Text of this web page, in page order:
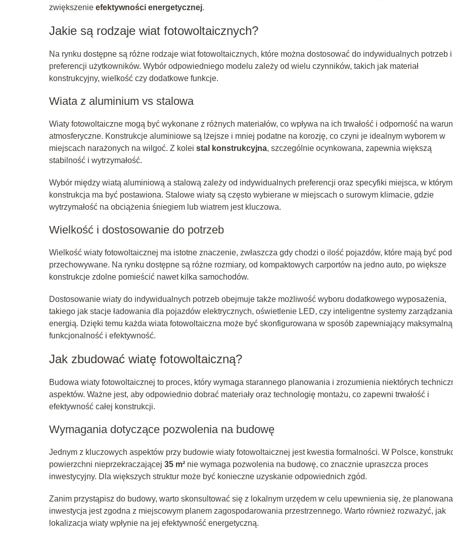
zwiększenie efektywności energetycznej.
Jakie są rodzaje wiat fotowoltaicznych?
Na rynku dostępne są różne rodzaje wiat fotowoltaicznych, które można dostosować do indywidualnych potrzeb i
preferencji użytkowników. Wybór odpowiedniego modelu zależy od wielu czynników, takich jak materiał
konstrukcyjny, wielkość czy dodatkowe funkcje.
Wiata z aluminium vs stalowa
Wiaty fotowoltaiczne mogą być wykonane z różnych materiałów, co wpływa na ich trwałość i odporność na
atmosferyczne. Konstrukcje aluminiowe są lżejsze i mniej podatne na korozję, co czyni je idealnym wyborem w
miejscach narażonych na wilgoć. Z kolei stal konstrukcyjna, szczególnie ocynkowana, zapewnia większą
stabilność i wytrzymałość.
Wybór między wiatą aluminiową a stalową zależy od indywidualnych preferencji oraz specyfiki miejsca, w którym
konstrukcja ma być postawiona. Stalowe wiaty są często wybierane w miejscach o surowym klimacie, gdzie
wytrzymałość na obciążenia śniegiem lub wiatrem jest kluczowa.
Wielkość i dostosowanie do potrzeb
Wielkość wiaty fotowoltaicznej ma istotne znaczenie, zwłaszcza gdy chodzi o ilość pojazdów, które mają być
przechowywane. Na rynku dostępne są różne rozmiary, od kompaktowych carportów na jedno auto, po większe
konstrukcje zdolne pomieścić nawet kilka samochodów.
Dostosowanie wiaty do indywidualnych potrzeb obejmuje także możliwość wyboru dodatkowego wyposażenia,
takiego jak stacje ładowania dla pojazdów elektrycznych, oświetlenie LED, czy inteligentne systemy zarządzania
energią. Dzięki temu każda wiata fotowoltaiczna może być skonfigurowana w sposób zapewniający maksymalną
funkcjonalność i efektywność.
Jak zbudować wiatę fotowoltaiczną?
Budowa wiaty fotowoltaicznej to proces, który wymaga starannego planowania i zrozumienia niektórych
aspektów. Ważne jest, aby odpowiednio dobrać materiały oraz technologię montażu, co zapewni trwałość i
efektywność całej konstrukcji.
Wymagania dotyczące pozwolenia na budowę
Jednym z kluczowych aspektów przy budowie wiaty fotowoltaicznej jest kwestia formalności. W Polsce,
powierzchni nieprzekraczającej 35 m² nie wymaga pozwolenia na budowę, co znacznie upraszcza proces
inwestycyjny. Dla większych struktur może być konieczne uzyskanie odpowiednich zgód.
Zanim przystąpisz do budowy, warto skonsultować się z lokalnym urzędem w celu upewnienia się, że planowana
inwestycja jest zgodna z miejscowym planem zagospodarowania przestrzennego. Warto również rozważyć, jak
lokalizacja wiaty wpłynie na jej efektywność energetyczną.